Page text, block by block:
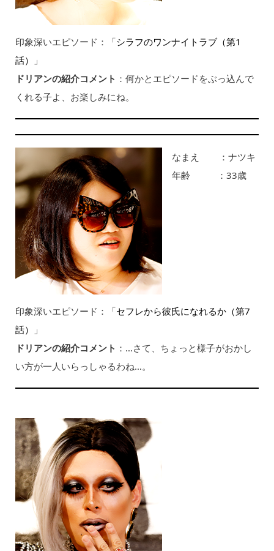
印象深いエピソード：「シラフのワンナイトラブ（第1
話）
」
ドリアンの紹介コメント ：何かとエピソードをぶっ込んで
くれる子よ、お楽しみにね。
なまえ ：ナツキ
年齢 ：33歳
印象深いエピソード：「セフレから彼氏になれるか（第7
話）
」
ドリアンの紹介コメント ：…さて、ちょっと様子がおかし
い方が一人いらっしゃるわね…。